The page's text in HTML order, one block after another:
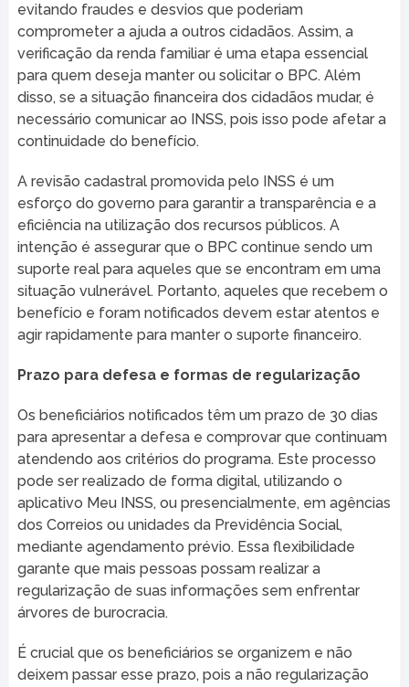
evitando fraudes e desvios que poderiam
comprometer a ajuda a outros cidadãos. Assim, a
verificação da renda familiar é uma etapa essencial
para quem deseja manter ou solicitar o BPC. Além
disso, se a situação financeira dos cidadãos mudar, é
necessário comunicar ao INSS, pois isso pode afetar a
continuidade do benefício.
A revisão cadastral promovida pelo INSS é um
esforço do governo para garantir a transparência e a
eficiência na utilização dos recursos públicos. A
intenção é assegurar que o BPC continue sendo um
suporte real para aqueles que se encontram em uma
situação vulnerável. Portanto, aqueles que recebem o
benefício e foram notificados devem estar atentos e
agir rapidamente para manter o suporte financeiro.
Prazo para defesa e formas de regularização
Os beneficiários notificados têm um prazo de 30 dias
para apresentar a defesa e comprovar que continuam
atendendo aos critérios do programa. Este processo
pode ser realizado de forma digital, utilizando o
aplicativo Meu INSS, ou presencialmente, em agências
dos Correios ou unidades da Previdência Social,
mediante agendamento prévio. Essa flexibilidade
garante que mais pessoas possam realizar a
regularização de suas informações sem enfrentar
árvores de burocracia.
É crucial que os beneficiários se organizem e não
deixem passar esse prazo, pois a não regularização